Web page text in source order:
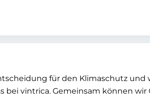
für den Klimaschutz und
bei vintrica. Gemeinsam können wir